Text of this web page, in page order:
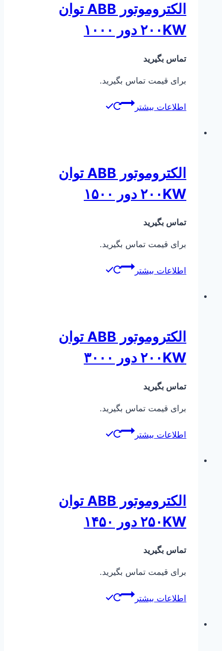
الکتروموتور ABB توان
۲۰۰KW دور ۱۰۰۰
تماس بگیرید
برای قیمت تماس بگیرید.
اطلاعات بیشتر
الکتروموتور ABB توان
۲۰۰KW دور ۱۵۰۰
تماس بگیرید
برای قیمت تماس بگیرید.
اطلاعات بیشتر
الکتروموتور ABB توان
۲۰۰KW دور ۳۰۰۰
تماس بگیرید
برای قیمت تماس بگیرید.
اطلاعات بیشتر
الکتروموتور ABB توان
۲۵۰KW دور ۱۴۵۰
تماس بگیرید
برای قیمت تماس بگیرید.
اطلاعات بیشتر